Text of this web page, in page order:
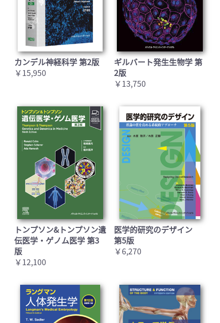
カンデル神経科学 第2版
￥15,950
ギルバート発生生物学 第
2版
￥13,750
トンプソン&トンプソン遺
伝医学・ゲノム医学 第3
版
￥12,100
医学的研究のデザイン
第5版
￥6,270